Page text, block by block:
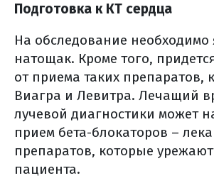
Подготовка к КТ сердца
На обследование необходимо
натощак. Кроме того,
от приема таких препаратов,
Виагра и Левитра. Лечащий
лучевой диагностики может
прием бета-блокаторов –
препаратов, которые
пациента.